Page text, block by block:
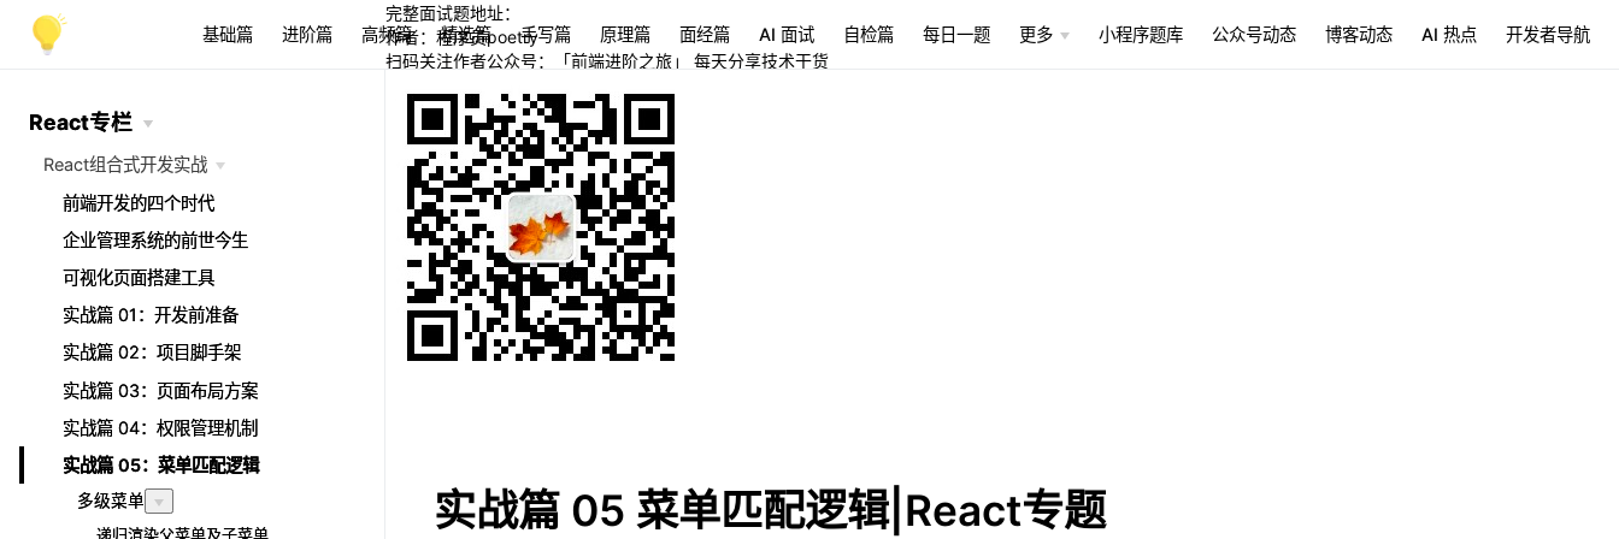
基础篇 进阶篇 高频篇 精选篇 手写篇 原理篇 面经篇 AI 面试 自检篇 每日一题 更多 小程序题库 公众号动态 博客动态 AI 热点 开发者导航
完整面试题地址：
作者：程序员poetry
扫码关注作者公众号：「前端进阶之旅」 每天分享技术干货
实战篇 05 菜单匹配逻辑|React专题
React专栏
React组合式开发实战
前端开发的四个时代
企业管理系统的前世今生
可视化页面搭建工具
实战篇 01：开发前准备
实战篇 02：项目脚手架
实战篇 03：页面布局方案
实战篇 04：权限管理机制
实战篇 05：菜单匹配逻辑
多级菜单
递归渲染父菜单及子菜单
React专栏
React组合式开发实战
前端开发的四个时代
企业管理系统的前世今生
可视化页面搭建工具
实战篇 01：开发前准备
实战篇 02：项目脚手架
实战篇 03：页面布局方案
实战篇 04：权限管理机制
实战篇 05：菜单匹配逻辑
多级菜单
递归渲染父菜单及子菜单